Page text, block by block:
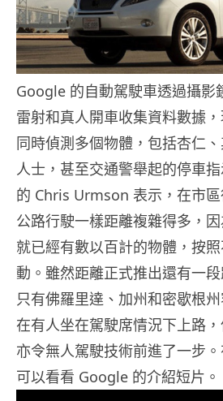
Google 的自動駕駛車透過攝影
雷射和真人開車收集資料數據
同時偵測多個物體，包括杏仁
人士，甚至交通警舉起的停車
的 Chris Urmson 表示，在市
公路行駛一樣距離複雜得多，
就已經有數以百計的物體，按
動。雖然距離正式推出還有一
只有佛羅里達、加州和密歇根
在有人坐在駕駛席情況下上路
亦令無人駕駛技術前進了一步
可以看看 Google 的介紹短片。